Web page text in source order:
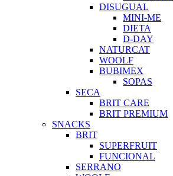
DISUGUAL
MINI-ME
DIETA
D-DAY
NATURCAT
WOOLF
BUBIMEX
SOPAS
SECA
BRIT CARE
BRIT PREMIUM
SNACKS
BRIT
SUPERFRUIT
FUNCIONAL
SERRANO